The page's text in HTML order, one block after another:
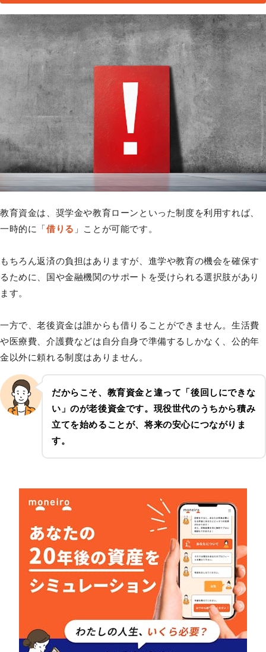
教育資金は、奨学金や教育ローンといった制度を利用すれば、
一時的に「借りる 」ことが可能です。
もちろん返済の負担はありますが、進学や教育の機会を確保す
るために、国や金融機関のサポートを受けられる選択肢があり
ます。
一方で、老後資金は誰からも借りることができません。生活費
や医療費、介護費などは自分自身で準備するしかなく、公的年
金以外に頼れる制度はありません。
だからこそ、教育資金と違って「後回しにできな
い」のが老後資金です。現役世代のうちから積み
立てを始めることが、将来の安心につながりま
す。